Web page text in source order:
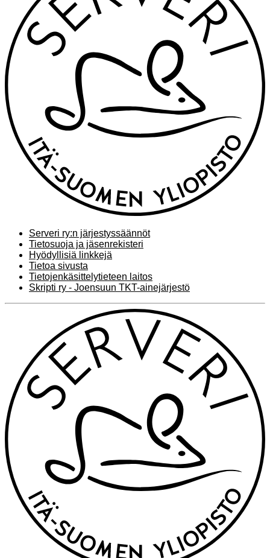
Serveri ry:n järjestyssäännöt
Tietosuoja ja jäsenrekisteri
Hyödyllisiä linkkejä
Tietoa sivusta
Tietojenkäsittelytieteen laitos
Skripti ry - Joensuun TKT-ainejärjestö